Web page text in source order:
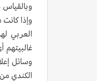
العربي
وسائل
الكندي